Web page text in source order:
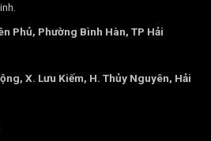
Phủ, Phường Bình Hàn, TP Hải
X. Lưu Kiếm, H. Thủy Nguyên, Hải